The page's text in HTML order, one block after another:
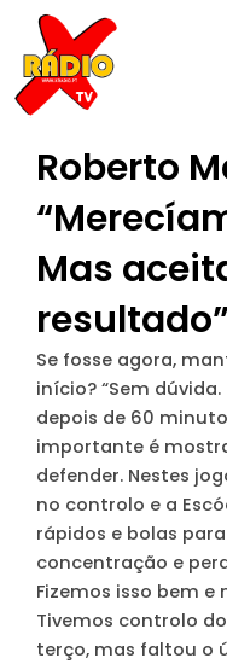
content
Roberto
Mas
Se fosse agora,
início? “Sem
depois de 60
importante é
defender. Nestes
no controlo e a
rápidos e bolas
concentração e
Fizemos isso bem
Tivemos controlo
terço, mas faltou o